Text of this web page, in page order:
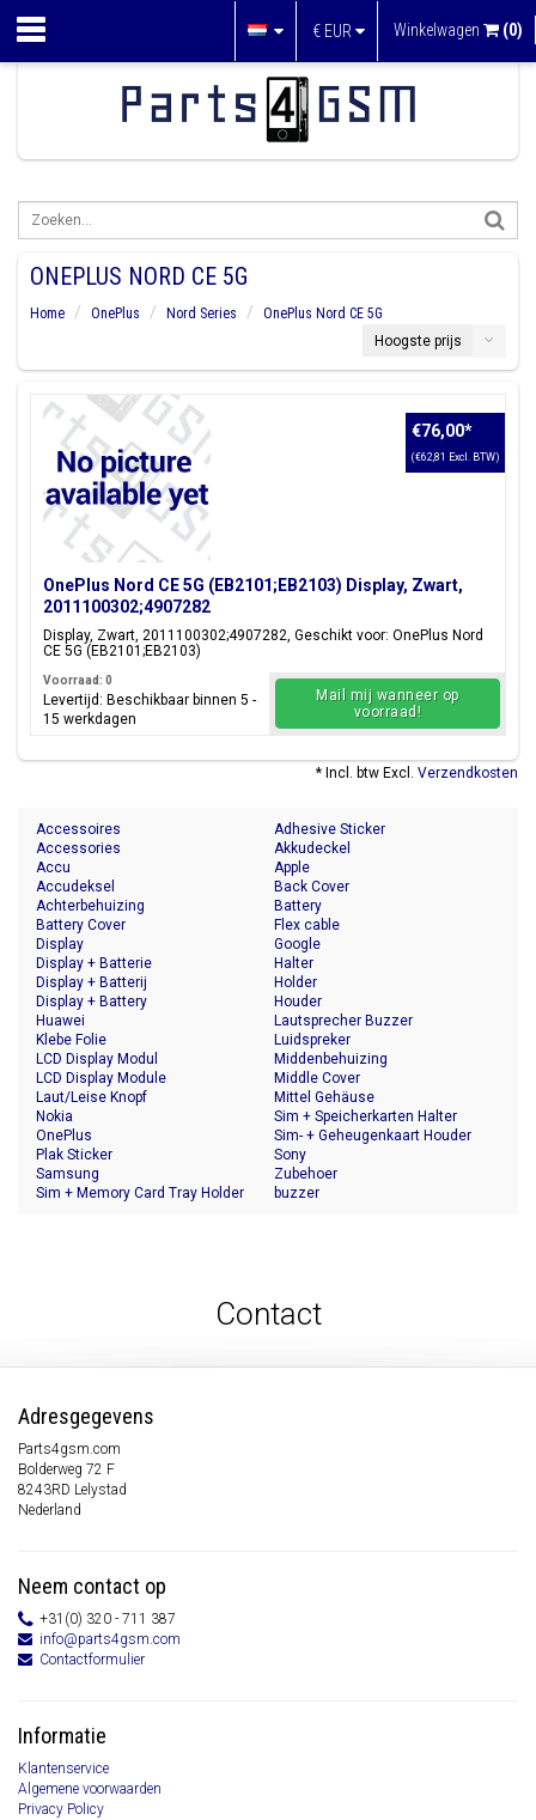
€ EUR Winkelwagen (0)
ONEPLUS NORD CE 5G
Home OnePlus Nord Series
OnePlus Nord CE 5G
Hoogste prijs
OnePlus Nord CE 5G (EB2101;EB2103) Display, Zwart,
2011100302;4907282
Display, Zwart, 2011100302;4907282, Geschikt voor: OnePlus Nord
CE 5G (EB2101;EB2103)
€76,00*
(€62,81 Excl. BTW)
Voorraad: 0
Levertijd: Beschikbaar binnen 5 -
15 werkdagen
Mail mij wanneer op
voorraad!
* Incl. btw Excl. Verzendkosten
Accessoires
Accessories
Accu
Accudeksel
Achterbehuizing
Adhesive Sticker
Akkudeckel
Apple
Back Cover
Battery
Battery Cover
Display
Display + Batterie
Display + Batterij
Display + Battery
Flex cable
Google
Halter
Holder
Houder
Huawei
Klebe Folie
LCD Display Modul
LCD Display Module
Laut/Leise Knopf
Lautsprecher Buzzer
Luidspreker
Middenbehuizing
Middle Cover
Mittel Gehäuse
Nokia
OnePlus
Plak Sticker
Samsung
Sim + Memory Card Tray Holder
Sim + Speicherkarten Halter
Sim- + Geheugenkaart Houder
Sony
Zubehoer
buzzer
Contact
Adresgegevens
Parts4gsm.com
Bolderweg 72 F
8243RD Lelystad
Nederland
Neem contact op
+31(0) 320 - 711 387
info@parts4gsm.com
Contactformulier
Informatie
Klantenservice
Algemene voorwaarden
Privacy Policy